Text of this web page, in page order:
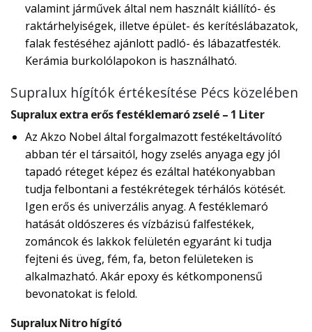
valamint járművek által nem használt kiállító- és
raktárhelyiségek, illetve épület- és kerítéslábazatok,
falak festéséhez ajánlott padló- és lábazatfesték.
Kerámia burkolólapokon is használható.
Supralux hígítók értékesítése Pécs közelében
Supralux extra erős festéklemaró zselé – 1 Liter
Az Akzo Nobel által forgalmazott festékeltávolító
abban tér el társaitól, hogy zselés anyaga egy jól
tapadó réteget képez és ezáltal hatékonyabban
tudja felbontani a festékrétegek térhálós kötését.
Igen erős és univerzális anyag. A festéklemaró
hatását oldószeres és vízbázisú falfestékek,
zománcok és lakkok felületén egyaránt ki tudja
fejteni és üveg, fém, fa, beton felületeken is
alkalmazható. Akár epoxy és kétkomponensű
bevonatokat is felold.
Supralux Nitro hígító